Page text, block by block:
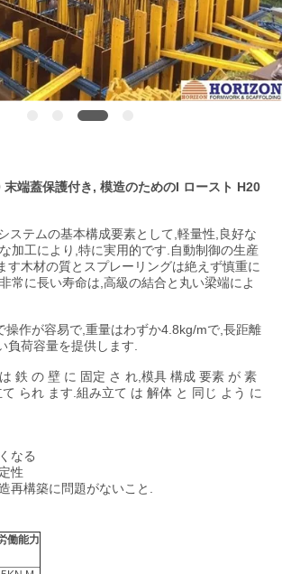
端蓋保護付き, 模造のためのI ロースト H20
ステムの基本構成要素として,軽量性,良好な
加工により,特に実用的です.自動制御の生産
す木材の質とスプレーリングは絶えず慎重に
常に長い寿命は,高級の結合と丸い梁端によ
操作が容易で,重量はわずか4.8kg/mで,長距離
負荷容量を提供します.
鉄 の 壁 に 固定 さ れ,模具 構成 要素 が 素
られ ます.組み立て は 解体 と 同じ よう に
なる
性
再構築に問題がないこと.
働能力